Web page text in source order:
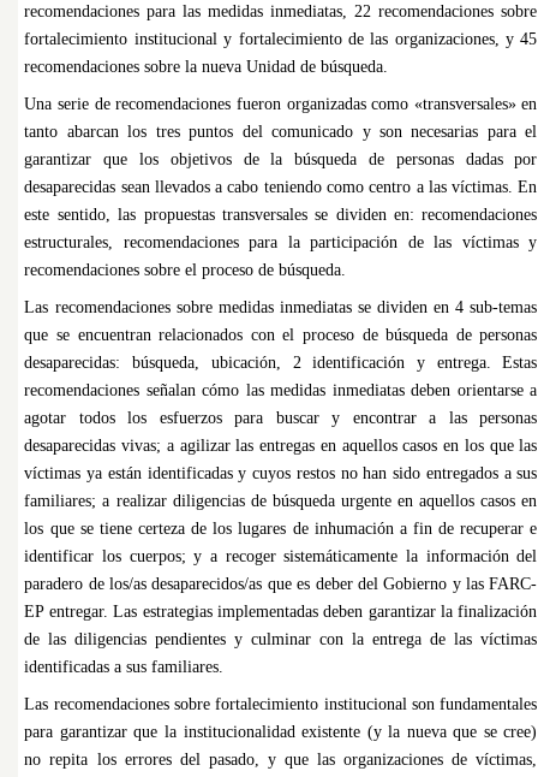
recomendaciones para las medidas inmediatas, 22 recomendaciones sobre
fortalecimiento institucional y fortalecimiento de las organizaciones, y 45
recomendaciones sobre la nueva Unidad de búsqueda.
Una serie de recomendaciones fueron organizadas como «transversales» en
tanto abarcan los tres puntos del comunicado y son necesarias para el
garantizar que los objetivos de la búsqueda de personas dadas por
desaparecidas sean llevados a cabo teniendo como centro a las víctimas. En
este sentido, las propuestas transversales se dividen en: recomendaciones
estructurales, recomendaciones para la participación de las víctimas y
recomendaciones sobre el proceso de búsqueda.
Las recomendaciones sobre medidas inmediatas se dividen en 4 sub-temas
que se encuentran relacionados con el proceso de búsqueda de personas
desaparecidas: búsqueda, ubicación, 2 identificación y entrega. Estas
recomendaciones señalan cómo las medidas inmediatas deben orientarse a
agotar todos los esfuerzos para buscar y encontrar a las personas
desaparecidas vivas; a agilizar las entregas en aquellos casos en los que las
víctimas ya están identificadas y cuyos restos no han sido entregados a sus
familiares; a realizar diligencias de búsqueda urgente en aquellos casos en
los que se tiene certeza de los lugares de inhumación a fin de recuperar e
identificar los cuerpos; y a recoger sistemáticamente la información del
paradero de los/as desaparecidos/as que es deber del Gobierno y las FARC-
EP entregar. Las estrategias implementadas deben garantizar la finalización
de las diligencias pendientes y culminar con la entrega de las víctimas
identificadas a sus familiares.
Las recomendaciones sobre fortalecimiento institucional son fundamentales
para garantizar que la institucionalidad existente (y la nueva que se cree)
no repita los errores del pasado, y que las organizaciones de víctimas,